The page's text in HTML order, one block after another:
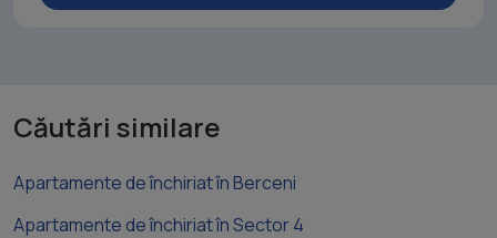
Căutări similare
Apartamente de închiriat în Berceni
Apartamente de închiriat în Sector 4